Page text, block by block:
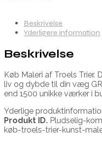
Beskrivelse
Yderligere information
Beskrivelse
Køb Maleri af Troels Trier.
liv og dybde til din væg
end 1500 unikke værker i
Yderlige
Produkt ID. Pludselig-
køb-troels-trier-kunst-